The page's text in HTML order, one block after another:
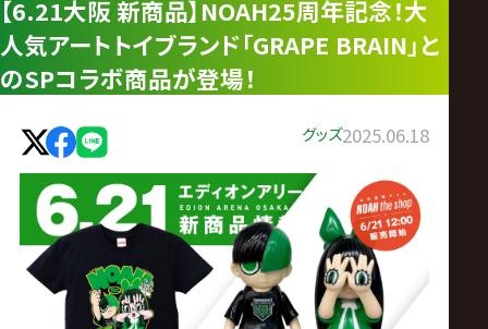
プ
ロ
レ
ス
リ
【6.21大阪 新商品】NOAH25周年記念！大
人気アートトイブランド「GRAPE BRAIN」と
のSPコラボ商品が登場！
グッズ2025.06.18